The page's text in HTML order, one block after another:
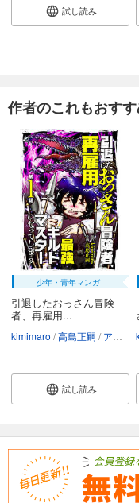
試し読み
作者のこれもおす
少年・青年マンガ
引退したおっさん冒険
者、再雇用...
kimimaro 高島正嗣 アンブル編集部
試し読み